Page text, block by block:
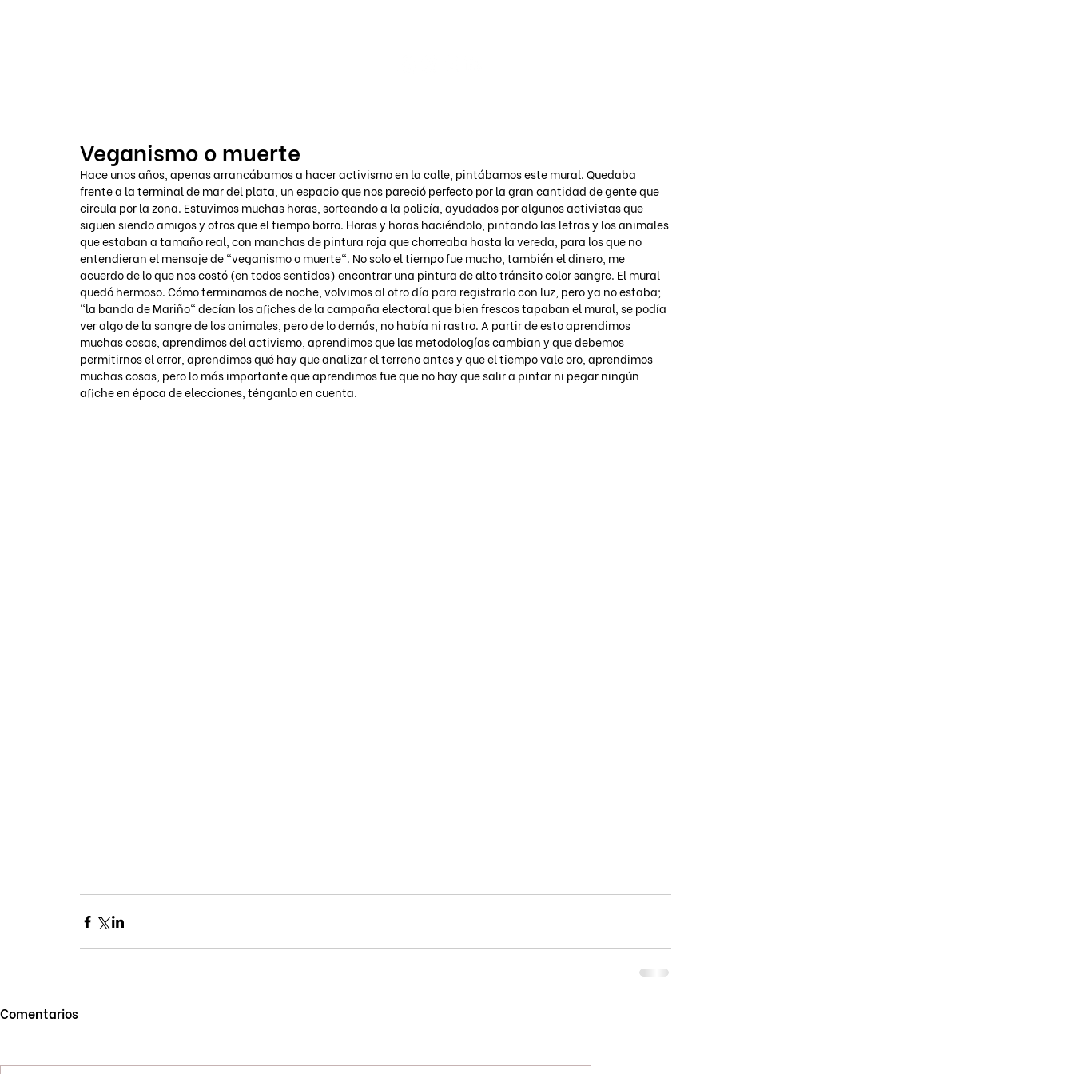
Veganismo o muerte
Hace unos años, apenas arrancábamos a hacer activismo en la calle, pintábamos este mural. Quedaba
frente a la terminal de mar del plata, un espacio que nos pareció perfecto por la gran cantidad de gente que
circula por la zona. Estuvimos muchas horas, sorteando a la policía, ayudados por algunos activistas que
siguen siendo amigos y otros que el tiempo borro. Horas y horas haciéndolo, pintando las letras y los animales
que estaban a tamaño real, con manchas de pintura roja que chorreaba hasta la vereda, para los que no
entendieran el mensaje de "veganismo o muerte". No solo el tiempo fue mucho, también el dinero, me
acuerdo de lo que nos costó (en todos sentidos) encontrar una pintura de alto tránsito color sangre. El mural
quedó hermoso. Cómo terminamos de noche, volvimos al otro día para registrarlo con luz, pero ya no estaba;
"la banda de Mariño" decían los afiches de la campaña electoral que bien frescos tapaban el mural, se podía
ver algo de la sangre de los animales, pero de lo demás, no había ni rastro. A partir de esto aprendimos
muchas cosas, aprendimos del activismo, aprendimos que las metodologías cambian y que debemos
permitirnos el error, aprendimos qué hay que analizar el terreno antes y que el tiempo vale oro, aprendimos
muchas cosas, pero lo más importante que aprendimos fue que no hay que salir a pintar ni pegar ningún
afiche en época de elecciones, ténganlo en cuenta.
Comentarios